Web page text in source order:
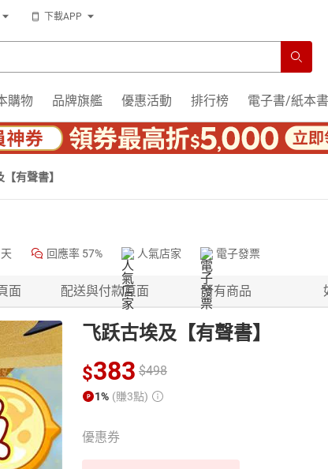
下載APP
購物 品牌旗艦 優惠活動 排行榜 電子書/紙本書
有聲書】
回應率 57% 人氣店家 電子發票
面 配送與付款頁面 所有商品
飞跃古埃及【有聲書】
$383 $498
1% (賺3點)
優惠券